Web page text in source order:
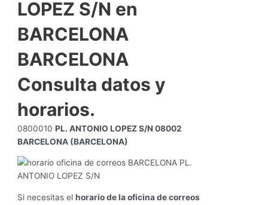
LOPEZ S/N en
BARCELONA
BARCELONA
Consulta datos y
horarios.
0800010PL. ANTONIO LOPEZ S/N 08002
BARCELONA (BARCELONA)
Si necesitas elhorario de la oficina de correos